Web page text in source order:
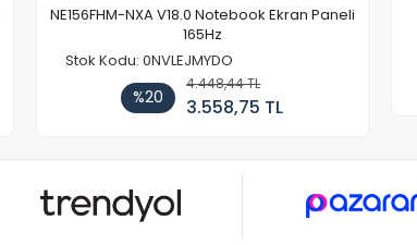
NE156FHM-NXA V18.0 Notebook Ekran Paneli
165Hz
Stok Kodu: 0NVLEJMYDO
%20
4.448,44 TL
3.558,75 TL